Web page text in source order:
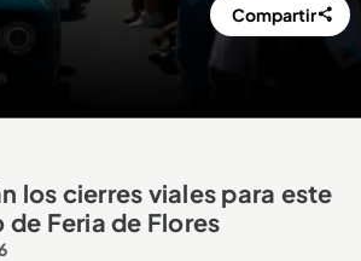
Compartir
los cierres viales para este
Feria de Flores